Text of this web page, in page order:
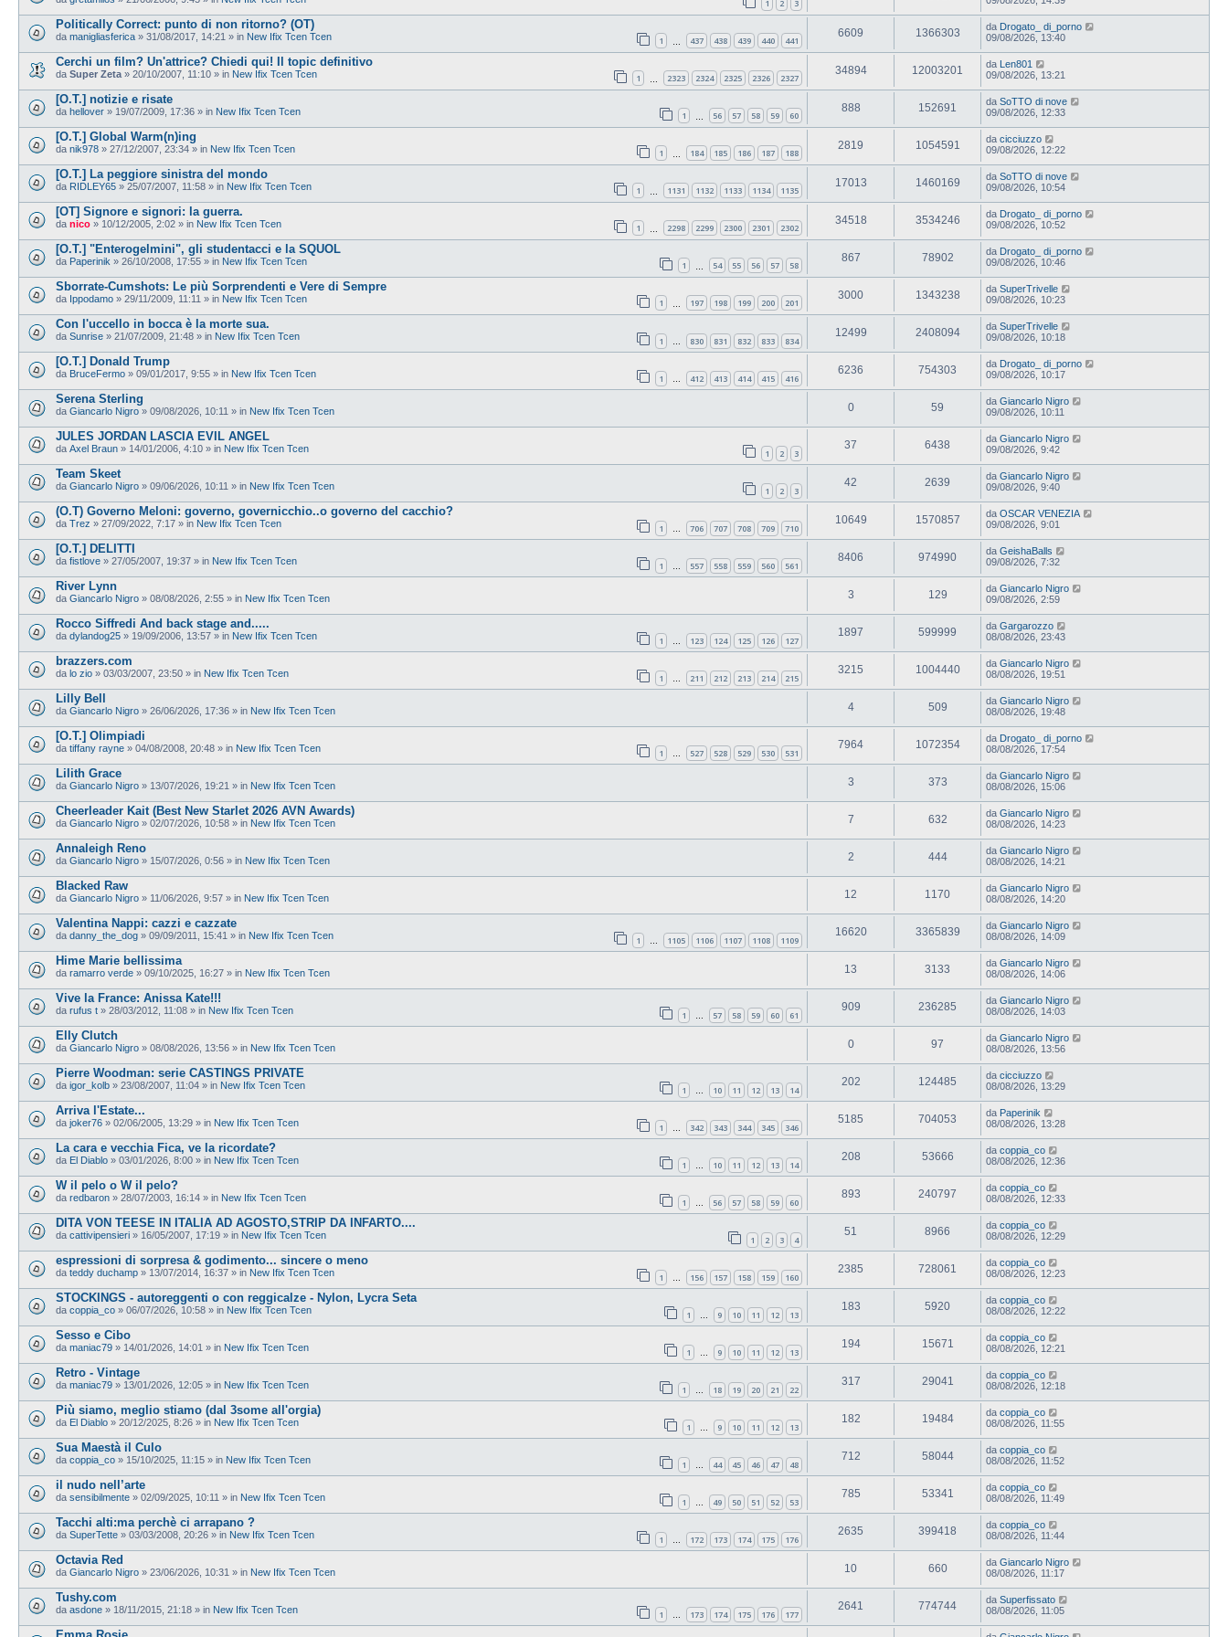
1 2 3
Politically Correct: punto di non ritorno? (OT)
da manigliasferica » 31/08/2017, 14:21 » in New Ifix Tcen Tcen 1 437 438 439 440 441
6609 1366303 da Drogato_ di_porno
09/08/2026, 13:40
Cerchi un film? Un'attrice? Chiedi qui! Il topic definitivo
da Super Zeta » 20/10/2007, 11:10 » in New Ifix Tcen Tcen 1 2323 2324 2325 2326 2327
34894 12003201 da Len801
09/08/2026, 13:21
[O.T.] notizie e risate
da hellover » 19/07/2009, 17:36 » in New Ifix Tcen Tcen 1 56 57 58 59 60
888 152691 da SoTTO di nove
09/08/2026, 12:33
[O.T.] Global Warm(n)ing
da nik978 » 27/12/2007, 23:34 » in New Ifix Tcen Tcen 1 184 185 186 187 188
2819 1054591 da cicciuzzo
09/08/2026, 12:22
[O.T.] La peggiore sinistra del mondo
da RIDLEY65 » 25/07/2007, 11:58 » in New Ifix Tcen Tcen 1 1131 1132 1133 1134 1135
17013 1460169 da SoTTO di nove
09/08/2026, 10:54
[OT] Signore e signori: la guerra.
da nico » 10/12/2005, 2:02 » in New Ifix Tcen Tcen 1 2298 2299 2300 2301 2302
34518 3534246 da Drogato_ di_porno
09/08/2026, 10:52
[O.T.] "Enterogelmini", gli studentacci e la SQUOL
da Paperinik » 26/10/2008, 17:55 » in New Ifix Tcen Tcen 1 54 55 56 57 58
867 78902 da Drogato_ di_porno
09/08/2026, 10:46
Sborrate-Cumshots: Le più Sorprendenti e Vere di Sempre
da Ippodamo » 29/11/2009, 11:11 » in New Ifix Tcen Tcen 1 197 198 199 200 201
3000 1343238 da SuperTrivelle
09/08/2026, 10:23
Con l'uccello in bocca è la morte sua.
da Sunrise » 21/07/2009, 21:48 » in New Ifix Tcen Tcen 1 830 831 832 833 834
12499 2408094 da SuperTrivelle
09/08/2026, 10:18
[O.T.] Donald Trump
da BruceFermo » 09/01/2017, 9:55 » in New Ifix Tcen Tcen 1 412 413 414 415 416
6236 754303 da Drogato_ di_porno
09/08/2026, 10:17
Serena Sterling
da Giancarlo Nigro » 09/08/2026, 10:11 » in New Ifix Tcen Tcen 0 59 da Giancarlo Nigro
09/08/2026, 10:11
JULES JORDAN LASCIA EVIL ANGEL
da Axel Braun » 14/01/2006, 4:10 » in New Ifix Tcen Tcen 1 2 3
37 6438 da Giancarlo Nigro
09/08/2026, 9:42
Team Skeet
da Giancarlo Nigro » 09/06/2026, 10:11 » in New Ifix Tcen Tcen 1 2 3
42 2639 da Giancarlo Nigro
09/08/2026, 9:40
(O.T) Governo Meloni: governo, governicchio..o governo del cacchio?
da Trez » 27/09/2022, 7:17 » in New Ifix Tcen Tcen 1 … 706 707 708 709 710
10649 1570857 da OSCAR VENEZIA
09/08/2026, 9:01
[O.T.] DELITTI
da fistlove » 27/05/2007, 19:37 » in New Ifix Tcen Tcen 1 … 557 558 559 560 561
8406 974990 da GeishaBalls
09/08/2026, 7:32
River Lynn
da Giancarlo Nigro » 08/08/2026, 2:55 » in New Ifix Tcen Tcen 3 129 da Giancarlo Nigro
09/08/2026, 2:59
Rocco Siffredi And back stage and.....
da dylandog25 » 19/09/2006, 13:57 » in New Ifix Tcen Tcen 1 … 123 124 125 126 127
1897 599999 da Gargarozzo
08/08/2026, 23:43
brazzers.com
da lo zio » 03/03/2007, 23:50 » in New Ifix Tcen Tcen 1 … 211 212 213 214 215
3215 1004440 da Giancarlo Nigro
08/08/2026, 19:51
Lilly Bell
da Giancarlo Nigro » 26/06/2026, 17:36 » in New Ifix Tcen Tcen 4 509 da Giancarlo Nigro
08/08/2026, 19:48
[O.T.] Olimpiadi
da tiffany rayne » 04/08/2008, 20:48 » in New Ifix Tcen Tcen 1 … 527 528 529 530 531
7964 1072354 da Drogato_ di_porno
08/08/2026, 17:54
Lilith Grace
da Giancarlo Nigro » 13/07/2026, 19:21 » in New Ifix Tcen Tcen 3 373 da Giancarlo Nigro
08/08/2026, 15:06
Cheerleader Kait (Best New Starlet 2026 AVN Awards)
da Giancarlo Nigro » 02/07/2026, 10:58 » in New Ifix Tcen Tcen 7 632 da Giancarlo Nigro
08/08/2026, 14:23
Annaleigh Reno
da Giancarlo Nigro » 15/07/2026, 0:56 » in New Ifix Tcen Tcen 2 444 da Giancarlo Nigro
08/08/2026, 14:21
Blacked Raw
da Giancarlo Nigro » 11/06/2026, 9:57 » in New Ifix Tcen Tcen 12 1170 da Giancarlo Nigro
08/08/2026, 14:20
Valentina Nappi: cazzi e cazzate
da danny_the_dog » 09/09/2011, 15:41 » in New Ifix Tcen Tcen 1 … 1105 1106 1107 1108 1109
16620 3365839 da Giancarlo Nigro
08/08/2026, 14:09
Hime Marie bellissima
da ramarro verde » 09/10/2025, 16:27 » in New Ifix Tcen Tcen 13 3133 da Giancarlo Nigro
08/08/2026, 14:06
Vive la France: Anissa Kate!!!
da rufus t » 28/03/2012, 11:08 » in New Ifix Tcen Tcen 1 … 57 58 59 60 61
909 236285 da Giancarlo Nigro
08/08/2026, 14:03
Elly Clutch
da Giancarlo Nigro » 08/08/2026, 13:56 » in New Ifix Tcen Tcen 0 97 da Giancarlo Nigro
08/08/2026, 13:56
Pierre Woodman: serie CASTINGS PRIVATE
da igor_kolb » 23/08/2007, 11:04 » in New Ifix Tcen Tcen 1 … 10 11 12 13 14
202 124485 da cicciuzzo
08/08/2026, 13:29
Arriva l'Estate...
da joker76 » 02/06/2005, 13:29 » in New Ifix Tcen Tcen 1 … 342 343 344 345 346
5185 704053 da Paperinik
08/08/2026, 13:28
La cara e vecchia Fica, ve la ricordate?
da El Diablo » 03/01/2026, 8:00 » in New Ifix Tcen Tcen 1 … 10 11 12 13 14
208 53666 da coppia_co
08/08/2026, 12:36
W il pelo o W il pelo?
da redbaron » 28/07/2003, 16:14 » in New Ifix Tcen Tcen 1 … 56 57 58 59 60
893 240797 da coppia_co
08/08/2026, 12:33
DITA VON TEESE IN ITALIA AD AGOSTO,STRIP DA INFARTO....
da cattivipensieri » 16/05/2007, 17:19 » in New Ifix Tcen Tcen 1 2 3 4
51 8966 da coppia_co
08/08/2026, 12:29
espressioni di sorpresa & godimento... sincere o meno
da teddy duchamp » 13/07/2014, 16:37 » in New Ifix Tcen Tcen 1 … 156 157 158 159 160
2385 728061 da coppia_co
08/08/2026, 12:23
STOCKINGS - autoreggenti o con reggicalze - Nylon, Lycra Seta
da coppia_co » 06/07/2026, 10:58 » in New Ifix Tcen Tcen 1 … 9 10 11 12 13
183 5920 da coppia_co
08/08/2026, 12:22
Sesso e Cibo
da maniac79 » 14/01/2026, 14:01 » in New Ifix Tcen Tcen 1 … 9 10 11 12 13
194 15671 da coppia_co
08/08/2026, 12:21
Retro - Vintage
da maniac79 » 13/01/2026, 12:05 » in New Ifix Tcen Tcen 1 … 18 19 20 21 22
317 29041 da coppia_co
08/08/2026, 12:18
Più siamo, meglio stiamo (dal 3some all'orgia)
da El Diablo » 20/12/2025, 8:26 » in New Ifix Tcen Tcen 1 … 9 10 11 12 13
182 19484 da coppia_co
08/08/2026, 11:55
Sua Maestà il Culo
da coppia_co » 15/10/2025, 11:15 » in New Ifix Tcen Tcen 1 … 44 45 46 47 48
712 58044 da coppia_co
08/08/2026, 11:52
il nudo nell’arte
da sensibilmente » 02/09/2025, 10:11 » in New Ifix Tcen Tcen 1 … 49 50 51 52 53
785 53341 da coppia_co
08/08/2026, 11:49
Tacchi alti:ma perchè ci arrapano ?
da SuperTette » 03/03/2008, 20:26 » in New Ifix Tcen Tcen 1 … 172 173 174 175 176
2635 399418 da coppia_co
08/08/2026, 11:44
Octavia Red
da Giancarlo Nigro » 23/06/2026, 10:31 » in New Ifix Tcen Tcen 10 660 da Giancarlo Nigro
08/08/2026, 11:17
Tushy.com
da asdone » 18/11/2015, 21:18 » in New Ifix Tcen Tcen 1 … 173 174 175 176 177
2641 774744 da Superfissato
08/08/2026, 11:05